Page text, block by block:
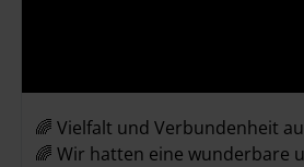
🌈 Vielfalt und Verbundenheit
🌈 Wir hatten eine wunderbare